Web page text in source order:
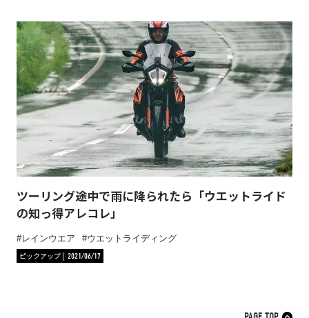
ツーリング途中で雨に降られたら「ウエットライド
の知っ得アレコレ」
レインウエア
ウエットライディング
ピックアップ
2021/06/17